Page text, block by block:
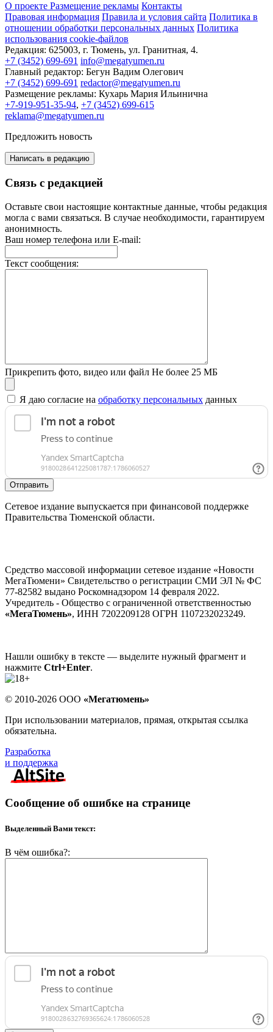
О проекте Размещение рекламы Контакты
Правовая информация Правила и условия сайта Политика в
отношении обработки персональных данных Политика
использования cookie-файлов
Редакция: 625003, г. Тюмень, ул. Гранитная, 4.
+7 (3452) 699-691 info@megatyumen.ru
Главный редактор: Бегун Вадим Олегович
+7 (3452) 699-691 redactor@megatyumen.ru
Размещение рекламы: Кухарь Мария Ильинична
+7-919-951-35-94, +7 (3452) 699-615
reklama@megatyumen.ru
Предложить новость
Написать в редакцию
Связь с редакцией
Оставьте свои настоящие контактные данные, чтобы редакция
могла с вами связаться. В случае необходимости, гарантируем
анонимность.
Ваш номер телефона или E-mail:
Текст сообщения:
Прикрепить фото, видео или файл Не более 25 МБ
Я даю согласие на обработку персональных данных
Отправить
Сетевое издание выпускается при финансовой поддержке
Правительства Тюменской области.
Средство массовой информации сетевое издание «Новости
МегаТюмени» Свидетельство о регистрации СМИ ЭЛ № ФС
77-82582 выдано Роскомнадзором 14 февраля 2022.
Учредитель - Общество с ограниченной ответственностью
«МегаТюмень», ИНН 7202209128 ОГРН 1107232023249.
Нашли ошибку в тексте — выделите нужный фрагмент и
нажмите Ctrl+Enter.
© 2010-2026 ООО «Мегатюмень»
При использовании материалов, прямая, открытая ссылка
обязательна.
Разработка
и поддержка
Сообщение об ошибке на странице
Выделенный Вами текст:
В чём ошибка?: